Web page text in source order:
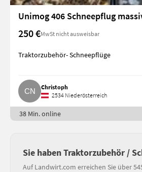
Unimog 406 Schneepflug
250 €MwSt nicht ausweisbar
Traktorzubehör- Schneepflüge
Christoph
2534 Niederösterreich
38 Min. online
Sie haben Traktorzubehör /
Auf Landwirt.com erreichen Sie über